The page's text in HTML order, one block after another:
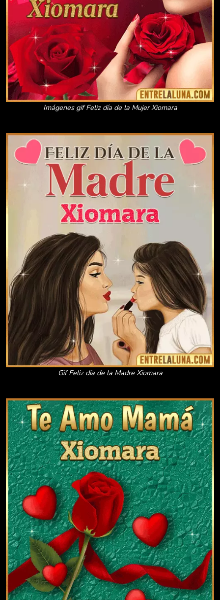
Imágenes gif Feliz día de la Mujer Xiomara
Gif Feliz día de la Madre Xiomara